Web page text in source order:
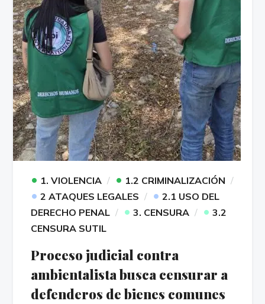
• 1. VIOLENCIA • 1.2 CRIMINALIZACIÓN
• 2 ATAQUES LEGALES • 2.1 USO DEL
DERECHO PENAL
• 3. CENSURA • 3.2
CENSURA SUTIL
Proceso judicial contra
ambientalista busca censurar a
defenderos de bienes comunes